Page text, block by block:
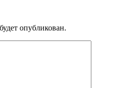
опубликован.